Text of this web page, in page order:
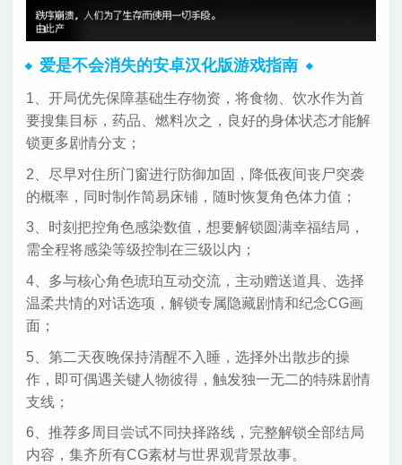
爱是不会消失的安卓汉化版游戏指南
1、开局优先保障基础生存物资，将食物、饮水作为首
要搜集目标，药品、燃料次之，良好的身体状态才能解
锁更多剧情分支；
2、尽早对住所门窗进行防御加固，降低夜间丧尸突袭
的概率，同时制作简易床铺，随时恢复角色体力值；
3、时刻把控角色感染数值，想要解锁圆满幸福结局，
需全程将感染等级控制在三级以内；
4、多与核心角色琥珀互动交流，主动赠送道具、选择
温柔共情的对话选项，解锁专属隐藏剧情和纪念CG画
面；
5、第二天夜晚保持清醒不入睡，选择外出散步的操
作，即可偶遇关键人物彼得，触发独一无二的特殊剧情
支线；
6、推荐多周目尝试不同抉择路线，完整解锁全部结局
内容，集齐所有CG素材与世界观背景故事。